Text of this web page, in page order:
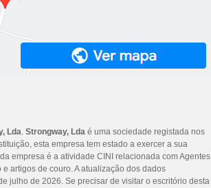
Lda. Strongway, Lda é uma sociedade registada nos
esta empresa tem estado a exercer a sua
empresa é a atividade CINI relacionada com Agentes
artigos de couro. A atualização dos dados
julho de 2026. Se precisar de visitar o escritório desta